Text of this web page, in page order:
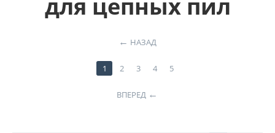
для цепных пил
НАЗАД
1 2 3 4 5
ВПЕРЕД